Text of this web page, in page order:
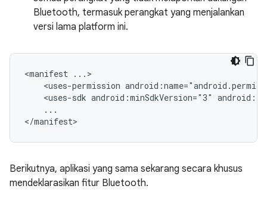
Bluetooth, termasuk perangkat yang menjalankan
versi lama platform ini.
<manifest
<uses-permission
<uses-sdk android:minSdkVersion="3"
...
</manifest>
Berikutnya, aplikasi yang sama sekarang secara khusus
mendeklarasikan fitur Bluetooth.